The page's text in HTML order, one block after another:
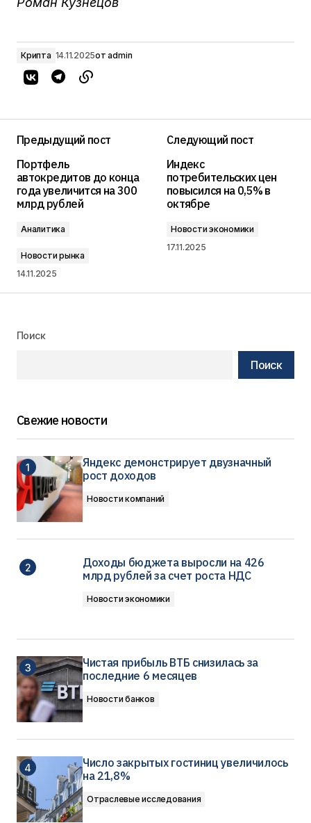
Крипта 14.11.2025от admin
Предыдущий пост
Портфель
автокредитов до конца
года увеличится на 300
млрд рублей
Аналитика
Новости рынка
14.11.2025
Следующий пост
Индекс
потребительских цен
повысился на 0,5% в
октябре
Новости экономики
17.11.2025
Поиск
Поиск
Свежие новости
Яндекс демонстрирует двузначный
рост доходов
Новости компаний
Доходы бюджета выросли на 426
млрд рублей за счет роста НДС
Новости экономики
Чистая прибыль ВТБ снизилась за
последние 6 месяцев
Новости банков
Число закрытых гостиниц увеличилось
на 21,8%
Отраслевые исследования